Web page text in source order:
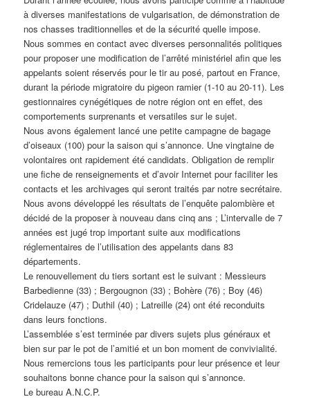
à diverses manifestations de vulgarisation, de démonstration de
nos chasses traditionnelles et de la sécurité quelle impose.
Nous sommes en contact avec diverses personnalités politiques
pour proposer une modification de l’arrêté ministériel afin que les
appelants soient réservés pour le tir au posé, partout en France,
durant la période migratoire du pigeon ramier (1-10 au 20-11). Les
gestionnaires cynégétiques de notre région ont en effet, des
comportements surprenants et versatiles sur le sujet.
Nous avons également lancé une petite campagne de bagage
d’oiseaux (100) pour la saison qui s’annonce. Une vingtaine de
volontaires ont rapidement été candidats. Obligation de remplir
une fiche de renseignements et d’avoir Internet pour faciliter les
contacts et les archivages qui seront traités par notre secrétaire.
Nous avons développé les résultats de l’enquête palombière et
décidé de la proposer à nouveau dans cinq ans ; L’intervalle de 7
années est jugé trop important suite aux modifications
réglementaires de l’utilisation des appelants dans 83
départements.
Le renouvellement du tiers sortant est le suivant : Messieurs
Barbedienne (33) ; Bergougnon (33) ; Bohère (76) ; Boy (46)
Cridelauze (47) ; Duthil (40) ; Latreille (24) ont été reconduits
dans leurs fonctions.
L’assemblée s’est terminée par divers sujets plus généraux et
bien sur par le pot de l’amitié et un bon moment de convivialité.
Nous remercions tous les participants pour leur présence et leur
souhaitons bonne chance pour la saison qui s’annonce.
Le bureau A.N.C.P.